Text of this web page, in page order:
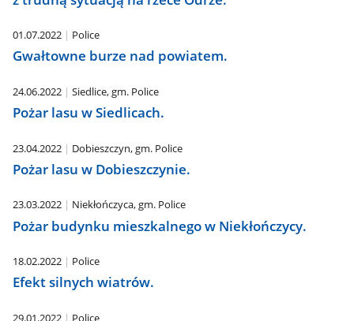
01.07.2022 Police
Gwałtowne burze nad powiatem.
24.06.2022 Siedlice, gm. Police
Pożar lasu w Siedlicach.
23.04.2022 Dobieszczyn, gm. Police
Pożar lasu w Dobieszczynie.
23.03.2022 Niekłończyca, gm. Police
Pożar budynku mieszkalnego w Niekłończycy.
18.02.2022 Police
Efekt silnych wiatrów.
29.01.2022 Police